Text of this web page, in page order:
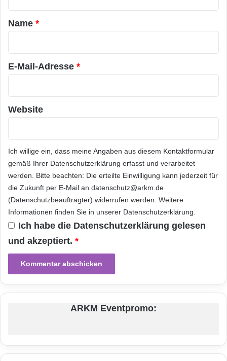
auf der jeweiligen Heft-DVD befinden. Unter
http://www.computerbildspiele.definden die
Die neue COMPUTER BILD SPIELE ist ab
Mittwoch, 5. Dezember 2012, im Handel und
nach wie vor in zwei Versionen erhältlich: als
als Gold-Edition mit zwei DVDs für 5,80 Euro.
Orginal-Meldung:
Informationstechnik Internet ITK
Telekommunikation
e
l
t
D
"
a
r
*
Name *
E-Mail-Adresse *
Website
Ich willige ein, dass meine Angaben aus diesem Kontaktformular
gemäß Ihrer Datenschutzerklärung erfasst und verarbeitet
werden. Bitte beachten: Die erteilte Einwilligung kann jederzeit für
die Zukunft per E-Mail an datenschutz@arkm.de
(Datenschutzbeauftragter) widerrufen werden. Weitere
Informationen finden Sie in unserer Datenschutzerklärung
Ich habe die Datenschutzerklärung gelesen
und akzeptiert. *
ARKM Eventpromo: